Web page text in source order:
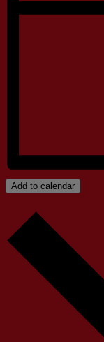
Add to calendar